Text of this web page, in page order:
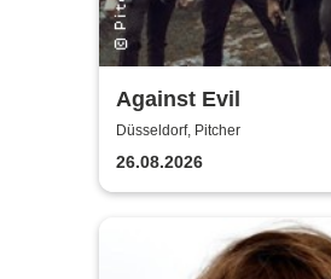
Against Evil
Düsseldorf, Pitcher
26.08.2026